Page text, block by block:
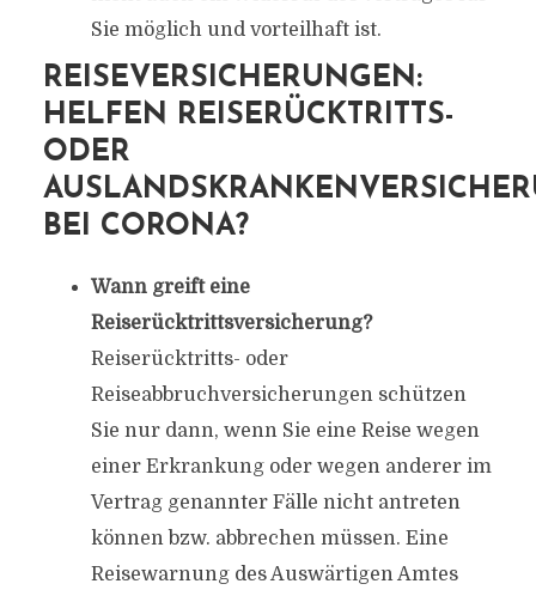
Sie möglich und vorteilhaft ist.
REISEVERSICHERUNGEN:
HELFEN REISERÜCKTRITTS-
ODER
BEI CORONA?
Wann greift eine
Reiserücktrittsversicherung?
Reiserücktritts- oder
Reiseabbruchversicherungen schützen
Sie nur dann, wenn Sie eine Reise wegen
einer Erkrankung oder wegen anderer im
Vertrag genannter Fälle nicht antreten
können bzw. abbrechen müssen. Eine
Reisewarnung des Auswärtigen Amtes